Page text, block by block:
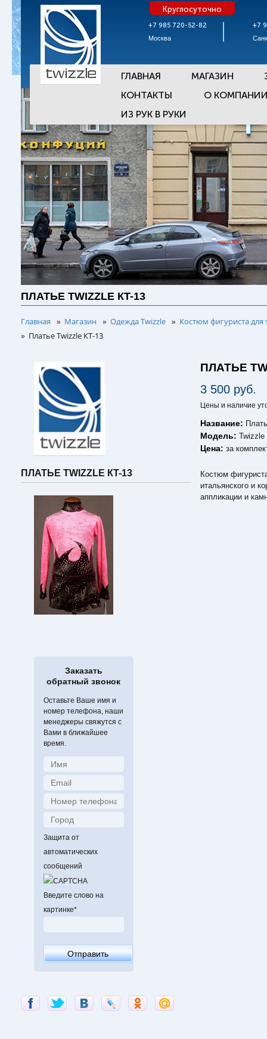
+7 985 720-52-82
Москва
Круглосуточно
+7
ГЛАВНАЯ МАГАЗИН
КОНТАКТЫ
О
ИЗ РУК В РУКИ
ПЛАТЬЕ TWIZZLE КT-13
Главная » Магазин » Одежда Twizzle » Костюм фигуриста для
» Платье Twizzle КT-13
ПЛАТЬЕ TWIZZLE КT-13
Заказать
обратный звонок
Оставьте Ваше имя и
номер телефона, наши
менеджеры свяжутся с
Вами в ближайшее
время.
Защита от
автоматических
сообщений
Введите слово на
картинке*
ПЛАТЬЕ
3 500 руб.
Цены и наличие
Название:
Модель:Twizzle
Цена:за
Костюм
итальянского и
аппликации и